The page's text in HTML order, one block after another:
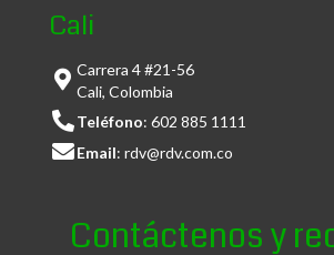
Cali
Carrera 4 #21-56
Cali, Colombia
Teléfono: 602 885 1111
Email: rdv@rdv.com.co
Contáctenos y